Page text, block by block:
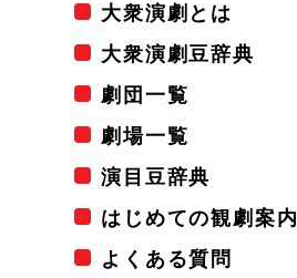
大衆演劇とは
大衆演劇豆辞典
劇団一覧
劇場一覧
演目豆辞典
はじめての観劇案内
よくある質問